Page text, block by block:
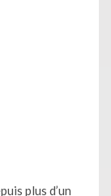
plus d’un